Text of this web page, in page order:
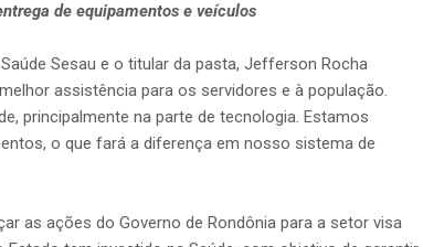
de equipamentos e veículos
Sesau e o titular da pasta, Jefferson Rocha
assistência para os servidores e à população.
principalmente na parte de tecnologia. Estamos
o que fará a diferença em nosso sistema de
as ações do Governo de Rondônia para a setor visa